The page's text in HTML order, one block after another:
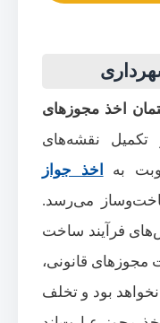
اخذ مجوزهای
نقشه‌های
به
اخذ جواز
می‌رسد.
فرآیند ساخت
مجوزهای قانونی،
بود و تخلف